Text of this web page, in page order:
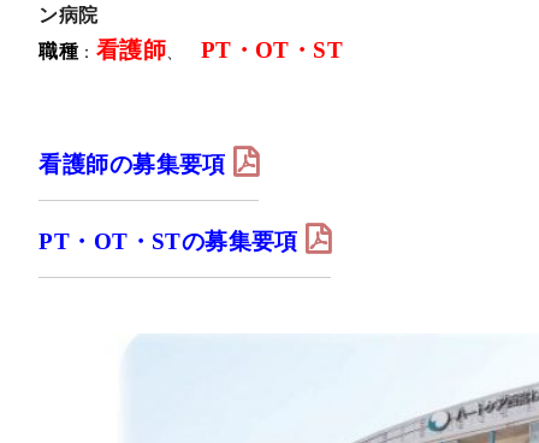
ン病院
職種 ： 看護師、 PT・OT・ST
看護師の募集要項
PT・OT・STの募集要項